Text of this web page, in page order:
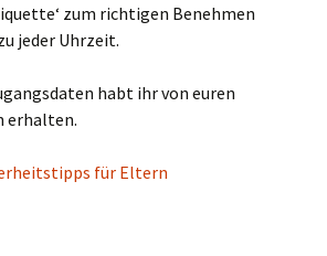
zum richtigen Benehmen
jeder Uhrzeit.
habt ihr von euren
erhalten.
für Eltern